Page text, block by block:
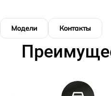
Модели Контакты